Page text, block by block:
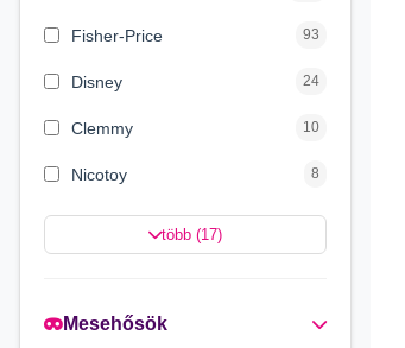
Fisher-Price 93
Disney 24
Clemmy 10
Nicotoy 8
Carotina 8
Plush Toys
több (17)
Mesehősök